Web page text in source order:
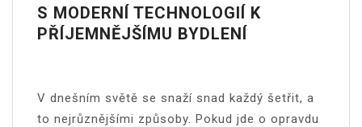
S MODERNÍ TECHNOLOGIÍ K
PŘÍJEMNĚJŠÍMU BYDLENÍ
V dnešním světě se snaží snad každý šetřit, a
to nejrůznějšími způsoby. Pokud jde o opravdu